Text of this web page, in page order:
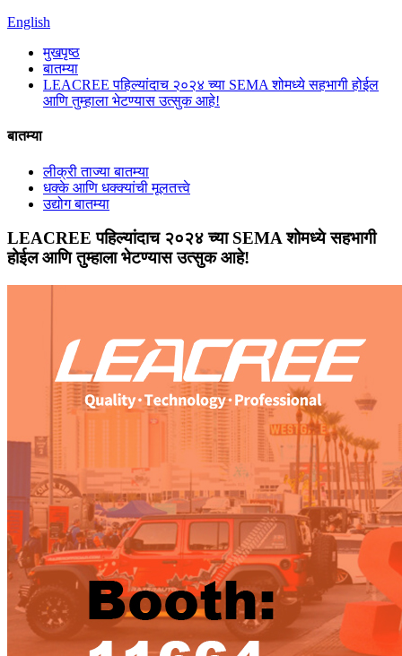
English
मुखपृष्ठ
बातम्या
LEACREE पहिल्यांदाच २०२४ च्या SEMA शोमध्ये सहभागी होईल
आणि तुम्हाला भेटण्यास उत्सुक आहे!
बातम्या
लीक्री ताज्या बातम्या
धक्के आणि धक्क्यांची मूलतत्त्वे
उद्योग बातम्या
LEACREE पहिल्यांदाच २०२४ च्या SEMA शोमध्ये सहभागी
होईल आणि तुम्हाला भेटण्यास उत्सुक आहे!